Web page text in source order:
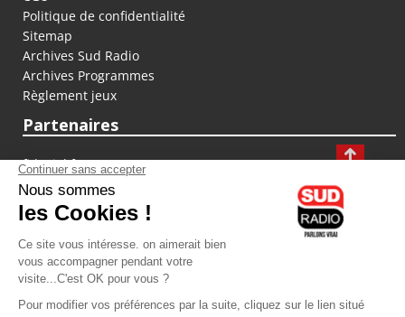
Politique de confidentialité
Sitemap
Archives Sud Radio
Archives Programmes
Règlement jeux
Partenaires
fiducial.fr
lyoncapitale.fr
olympique-et-lyonnais.com
L'application Iphone / Android
Téléchargez l'application